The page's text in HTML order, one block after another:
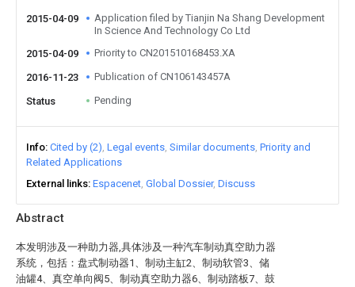
Abstract
本发明涉及一种助力器,具体涉及一种汽车制动真空助力器
系统，包括：盘式制动器1、制动主缸2、制动软管3、储
油罐4、真空单向阀5、制动真空助力器6、制动踏板7、鼓
2015-04-09
Application filed by Tianjin Na Shang Development
In Science And Technology Co Ltd
2015-04-09
Priority to CN201510168453.XA
2016-11-23 Publication of CN106143457A
Status Pending
Info Cited by (2) Legal events Similar documents Priority and
Related Applications
External links Espacenet Global Dossier Discuss